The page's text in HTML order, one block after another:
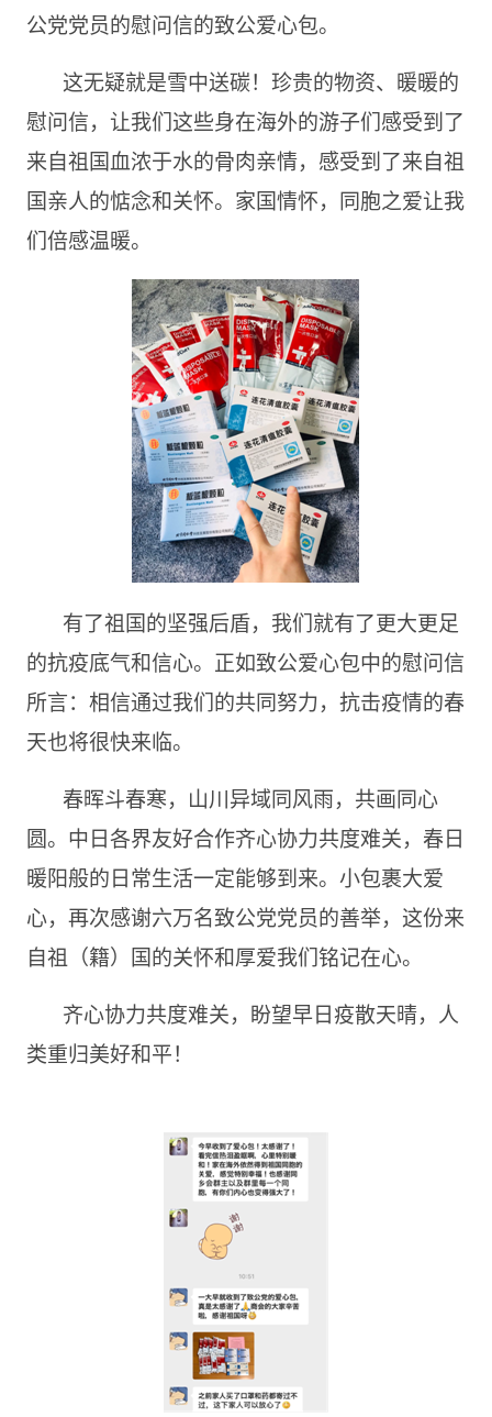
公党党员的慰问信的致公爱心包。
这无疑就是雪中送碳！珍贵的物资、暖暖的
慰问信，让我们这些身在海外的游子们感受到了
来自祖国血浓于水的骨肉亲情，感受到了来自祖
国亲人的惦念和关怀。家国情怀，同胞之爱让我
们倍感温暖。
有了祖国的坚强后盾，我们就有了更大更足
的抗疫底气和信心。正如致公爱心包中的慰问信
所言：相信通过我们的共同努力，抗击疫情的春
天也将很快来临。
春晖斗春寒，山川异域同风雨，共画同心
圆。中日各界友好合作齐心协力共度难关，春日
暖阳般的日常生活一定能够到来。小包裹大爱
心，再次感谢六万名致公党党员的善举，这份来
自祖（籍）国的关怀和厚爱我们铭记在心。
齐心协力共度难关，盼望早日疫散天晴，人
类重归美好和平！